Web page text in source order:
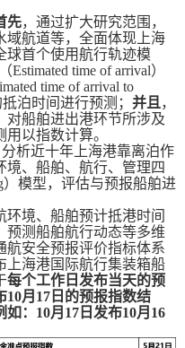
先，通过扩大研究范围，
域航道等，全面体现上海
球首个使用航行轨迹模
（Estimated time of arrival）
time of arrival to
泊时间进行预测； 并且 ，
对船舶进出港环节所涉及
以指数计算。
析近十年上海港靠离泊作
境、船舶、航行、管理四
）模型，评估与预报船舶进
境、船舶预计抵港时间
预测船舶航行动态等多维
航安全预报评价指标体系
上海港国际航行集装箱船
每个工作日发布当天的预
10月 17 日的预报指数结
： 10月 17 日发布10月 16